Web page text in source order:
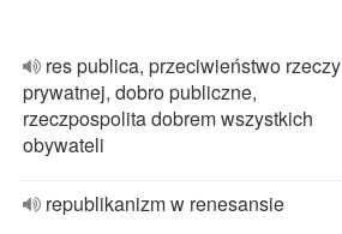
res publica, przeciwieństwo rzeczy
prywatnej, dobro publiczne,
rzeczpospolita dobrem wszystkich
obywateli
republikanizm w renesansie